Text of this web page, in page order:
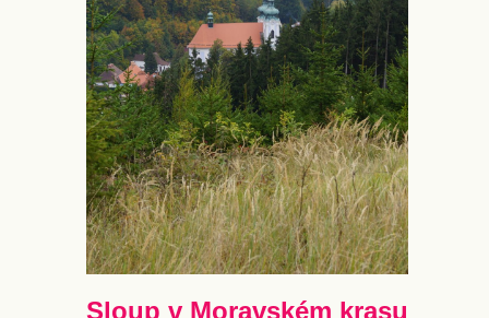
Sloup v Moravském krasu